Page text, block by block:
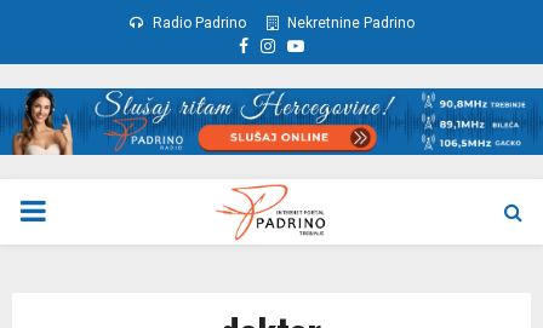
Radio Padrino Nekretnine Padrino
Facebook
Instagram
Youtube
PRIMARY